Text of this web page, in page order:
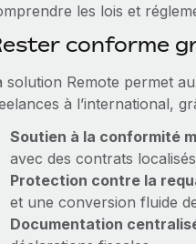
les lois et
conforme
solution Remote permet
à l’international,
Soutien à la conformité
avec des contrats
Protection contre la
et une conversion fluide
Documentation